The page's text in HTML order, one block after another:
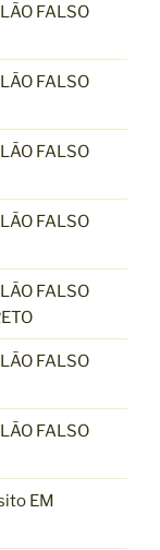
FALSO
FALSO
FALSO
FALSO
FALSO
FALSO
FALSO
EM